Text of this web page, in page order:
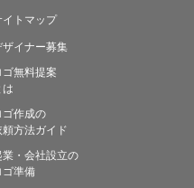
イトマップ
ザイナー募集
ゴ無料提案
は
ゴ作成の
頼方法ガイド
業・会社設立の
ゴ準備